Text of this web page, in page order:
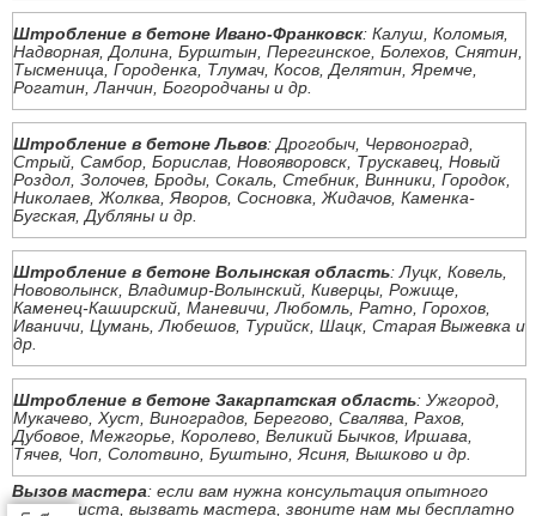
Штробление в бетоне Ивано-Франковск: Калуш, Коломыя,
Надворная, Долина, Бурштын, Перегинское, Болехов, Снятин,
Тысменица, Городенка, Тлумач, Косов, Делятин, Яремче,
Рогатин, Ланчин, Богородчаны и др.
Штробление в бетоне Львов: Дрогобыч, Червоноград,
Стрый, Самбор, Борислав, Новояворовск, Трускавец, Новый
Роздол, Золочев, Броды, Сокаль, Стебник, Винники, Городок,
Николаев, Жолква, Яворов, Сосновка, Жидачов, Каменка-
Бугская, Дубляны и др.
Штробление в бетоне Волынская область: Луцк, Ковель,
Нововолынск, Владимир-Волынский, Киверцы, Рожище,
Каменец-Каширский, Маневичи, Любомль, Ратно, Горохов,
Иваничи, Цумань, Любешов, Турийск, Шацк, Старая Выжевка и
др.
Штробление в бетоне Закарпатская область: Ужгород,
Мукачево, Хуст, Виноградов, Берегово, Свалява, Рахов,
Дубовое, Межгорье, Королево, Великий Бычков, Иршава,
Тячев, Чоп, Солотвино, Буштыно, Ясиня, Вышково и др.
Вызов мастера: если вам нужна консультация опытного
специалиста, вызвать мастера, звоните нам мы бесплатно